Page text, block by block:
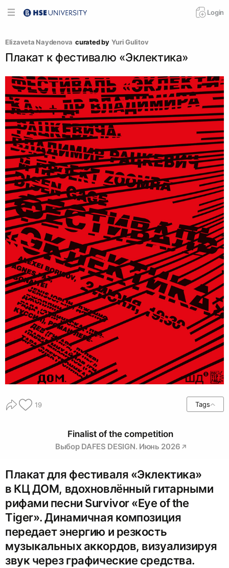
Login
Elizaveta Naydenova curated by Yuri Gulitov
Плакат к фестивалю «Эклектика»
19 Tags
Finalist of the competition
Выбор DAFES DESIGN. Июнь 2026
Плакат для фестиваля «Эклектика»
в КЦ ДОМ, вдохновлённый гитарными
рифами песни Survivor «Eye of the
Tiger». Динамичная композиция
передает энергию и резкость
музыкальных аккордов, визуализируя
звук через графические средства.